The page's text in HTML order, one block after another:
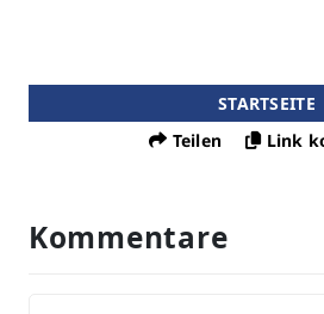
STARTSEITE
Teilen
Link
Kommentare